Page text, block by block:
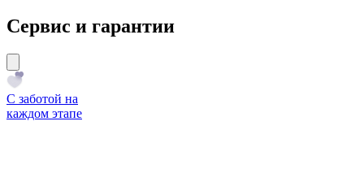
Сервис и гарантии
С заботой на
каждом этапе